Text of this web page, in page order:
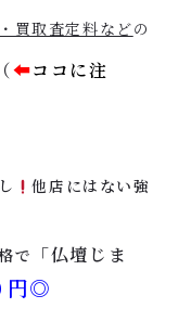
買取査定料などの
（⬅︎ココに注
他店にはない強
で
「仏壇じま
円◎